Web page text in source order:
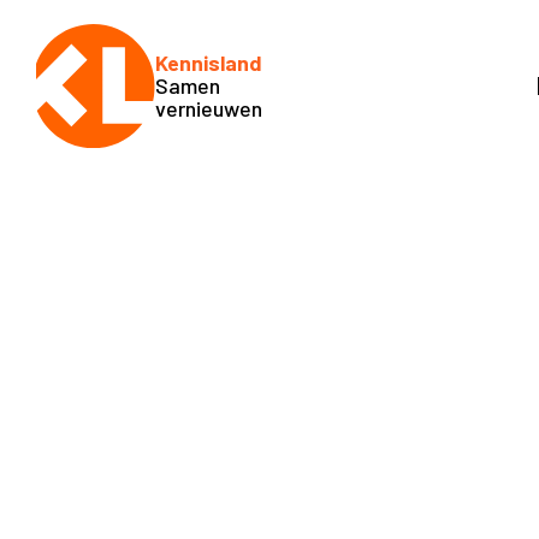
Kennisland
Samen
vernieuwen